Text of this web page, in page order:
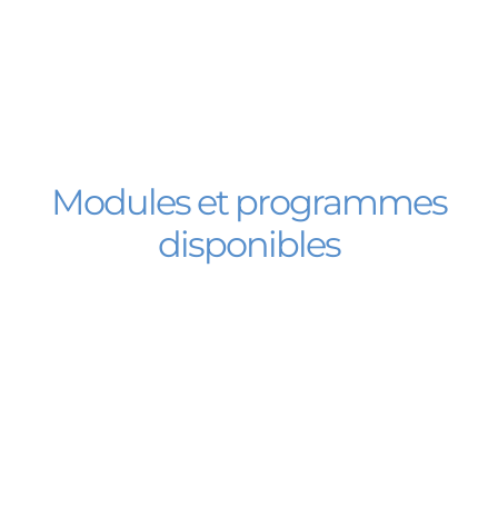
Modules et programmes
disponibles